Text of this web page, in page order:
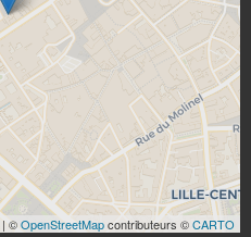
| ©OpenStreetMapcontributeurs ©CARTO